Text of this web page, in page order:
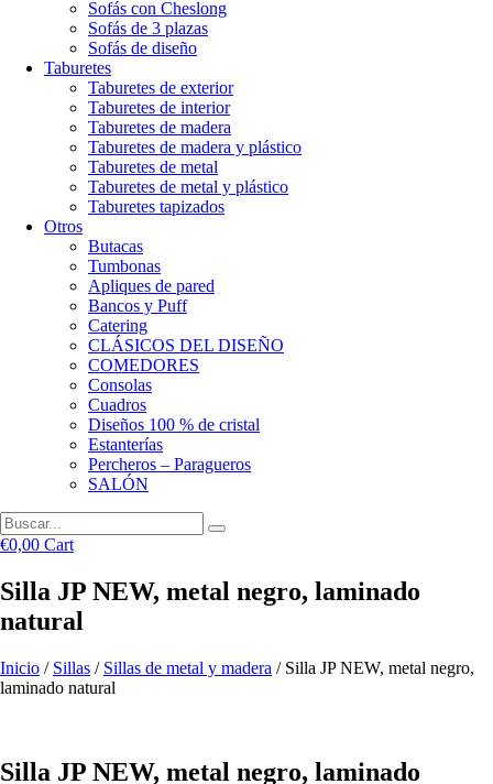
Sofás con Cheslong
Sofás de 3 plazas
Sofás de diseño
Taburetes
Taburetes de exterior
Taburetes de interior
Taburetes de madera
Taburetes de madera y plástico
Taburetes de metal
Taburetes de metal y plástico
Taburetes tapizados
Otros
Butacas
Tumbonas
Apliques de pared
Bancos y Puff
Catering
CLÁSICOS DEL DISEÑO
COMEDORES
Consolas
Cuadros
Diseños 100 % de cristal
Estanterías
Percheros – Paragueros
SALÓN
€0,00 Cart
Silla JP NEW, metal negro, laminado
natural
Inicio / Sillas / Sillas de metal y madera / Silla JP NEW, metal negro,
laminado natural
Silla JP NEW, metal negro, laminado